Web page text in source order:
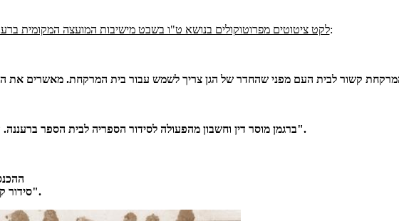
לקט ציטוטים מפרוטוקולים בנושא ט"ו בשבט מישיבות המועצה המקומית:
"...ברגמן מוסר דין וחשבון מהפעולה לסידור הספריה לבית הספר ברעננה. הכנסות הספריה באות מדמי קריאה. הספריה תגדל בהדרגה".
סידור קבוצה ב' של שיעורי ערב לעברית ותשלום למורה מגד סך 500 מא"י לחודש".